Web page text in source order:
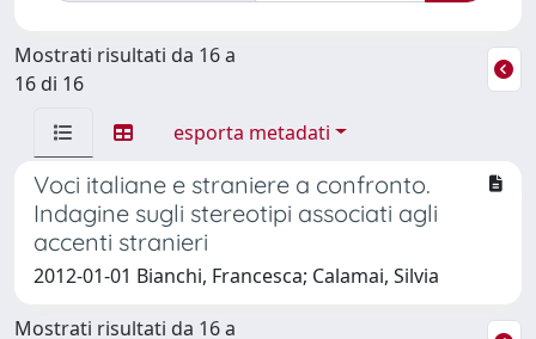
Mostrati risultati da 16 a
16 di 16
esporta metadati
Voci italiane e straniere a confronto.
Indagine sugli stereotipi associati agli
accenti stranieri
2012-01-01 Bianchi, Francesca; Calamai, Silvia
Mostrati risultati da 16 a